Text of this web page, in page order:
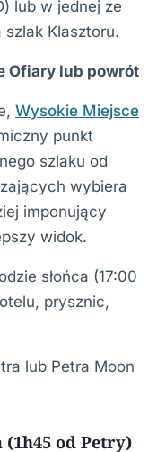
lub w jednej ze
Klasztoru.
Ofiary lub powrót
Wysokie Miejsce
punkt
szlaku od
wybiera
imponujący
widok.
słońca (17:00
prysznic,
lub Petra Moon
(1h45 od Petry)